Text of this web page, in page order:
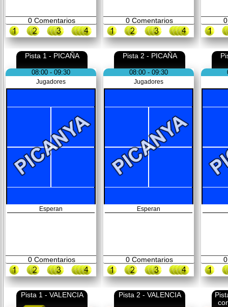
0Comentarios 0Comentarios 0
Pista 1 - PICAÑA
08:00 - 09:30
Jugadores
Esperan
0Comentarios
Pista 2 - PICAÑA
08:00 - 09:30
Jugadores
Esperan
0Comentarios 0
Pista 1 - VALENCIA Pista 2 - VALENCIA